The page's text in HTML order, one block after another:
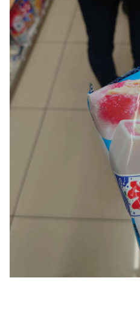
元AKB社長、22億円申告漏
パチンコ京楽産業に譲渡【ノー
元AKB社長、22億円申告漏
パチンコ京楽産業に譲渡【ノー
Powered by livedoor 相互